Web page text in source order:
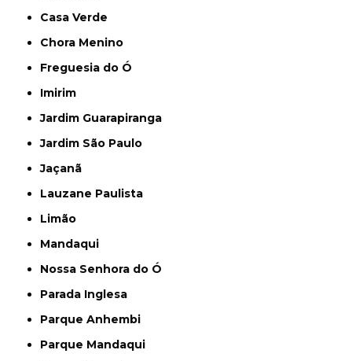
Casa Verde
Chora Menino
Freguesia do Ó
Imirim
Jardim Guarapiranga
Jardim São Paulo
Jaçanã
Lauzane Paulista
Limão
Mandaqui
Nossa Senhora do Ó
Parada Inglesa
Parque Anhembi
Parque Mandaqui